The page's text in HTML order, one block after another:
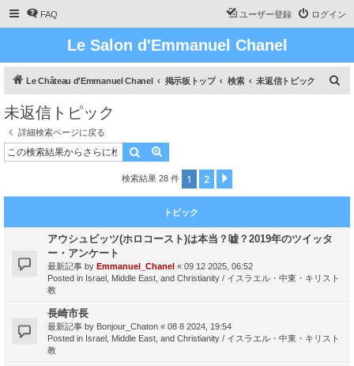
FAQ ログイン
ユーザー登録
Le Salon d'Emmanuel Chanel
Le Château d'Emmanuel Chanel 掲示板トップ 検索 未返信トピック
未返信トピック
詳細検索ページに戻る
検索
検索結果 28 件 1 2
トピック
アウシュビッツ(ホロコースト)は本当？嘘？2019年のツイッタ
ー・アンケート
最新記事 by Emmanuel_Chanel « 09 12 2025, 06:52
Posted in Israel, Middle East, and Christianity / イスラエル・中東・キリスト
教
長崎市長
最新記事 by Bonjour_Chaton « 08 8 2024, 19:54
Posted in Israel, Middle East, and Christianity / イスラエル・中東・キリスト
教